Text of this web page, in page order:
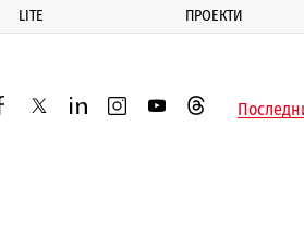
LITE ПРОЕКТИ
twitterlinkedininstagram
youtubethreads